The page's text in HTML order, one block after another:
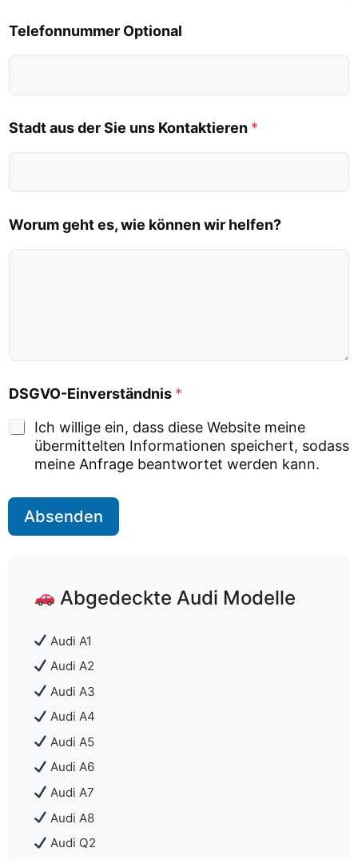
Telefonnummer Optional
Stadt aus der Sie uns Kontaktieren *
Worum geht es, wie können wir helfen?
DSGVO-Einverständnis *
Ich willige ein, dass diese Website meine
übermittelten Informationen speichert, sodass
meine Anfrage beantwortet werden kann.
Absenden
Abgedeckte Audi Modelle
Audi A1
Audi A2
Audi A3
Audi A4
Audi A5
Audi A6
Audi A7
Audi A8
Audi Q2